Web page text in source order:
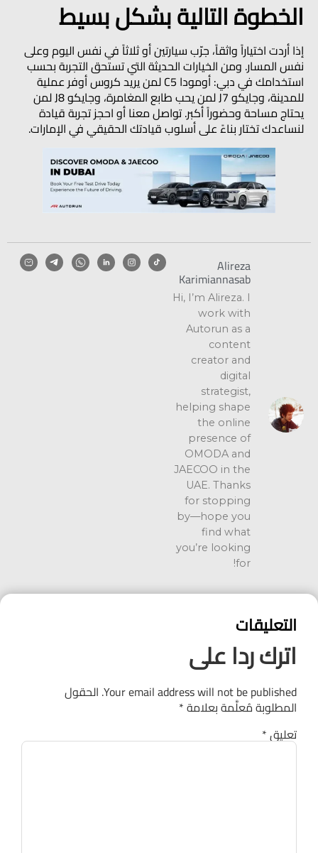
الخطوة التالية بشكل بسيط
إذا أردت اختياراً واثقاً، جرّب سيارتين أو ثلاثاً في نفس اليوم وعلى
نفس المسار. ومن الخيارات الحديثة التي تستحق التجربة بحسب
استخدامك في دبي:أومودا C5 لمن يريد كروس أوفر عملية
للمدينة، وجايكو J7 لمن يحب طابع المغامرة، وجايكو J8 لمن
يحتاج مساحة وحضوراً أكبر. تواصل معنا أو احجز تجربة قيادة
لنساعدك تختار بناءً على أسلوب قيادتك الحقيقي في الإمارات.
Alireza
Karimiannasab
Hi, I’m Alireza. I
work with
Autorun as a
content
creator and
digital
strategist,
helping shape
the online
presence of
OMODA and
JAECOO in the
UAE. Thanks
for stopping
by—hope you
find what
you’re looking
for!
التعليقات
اترك ردا على
Your email address will not be published. الحقول
المطلوبة مُعلَّمة بعلامة*
تعليق*